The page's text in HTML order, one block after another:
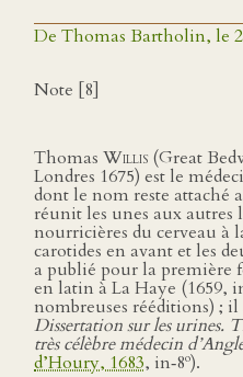
De Thomas Bartholin, le
Note [8]
Thomas Willis (Great
Londres 1675) est le
dont le nom reste attaché
réunit les unes aux autres
nourricières du cerveau à
carotides en avant et les
a publié pour la première
en latin à La Haye (1659,
nombreuses rééditions) ;
Dissertation sur les urines.
très célèbre médecin
d’Houry, 1683, in‑8o).